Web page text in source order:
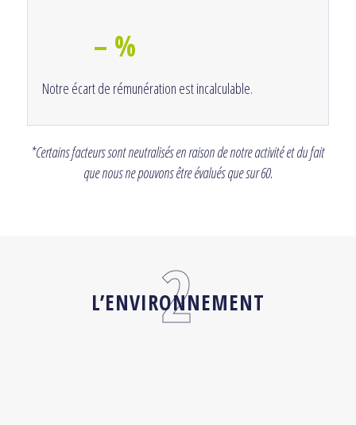
– %
Notre écart de rémunération est incalculable.
*Certains facteurs sont neutralisés en raison de notre activité et du fait
que nous ne pouvons être évalués que sur 60.
L’ENVIRONNEMENT